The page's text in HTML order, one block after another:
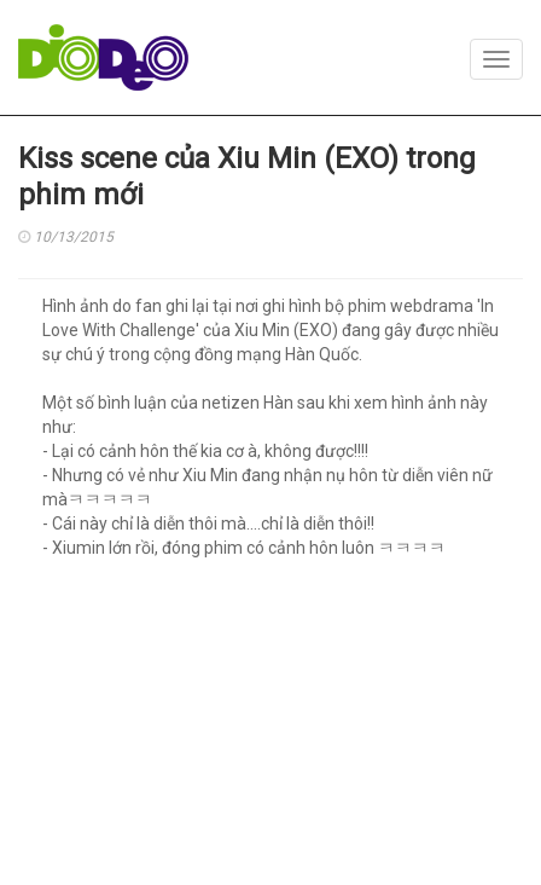
Kiss scene của Xiu Min (EXO) trong
phim mới
10/13/2015
Hình ảnh do fan ghi lại tại nơi ghi hình bộ phim webdrama 'In
Love With Challenge' của Xiu Min (EXO) đang gây được nhiều
sự chú ý trong cộng đồng mạng Hàn Quốc.
Một số bình luận của netizen Hàn sau khi xem hình ảnh này
như:
- Lại có cảnh hôn thế kia cơ à, không được!!!!
- Nhưng có vẻ như Xiu Min đang nhận nụ hôn từ diễn viên nữ
màㅋㅋㅋㅋㅋ
- Cái này chỉ là diễn thôi mà....chỉ là diễn thôi!!
- Xiumin lớn rồi, đóng phim có cảnh hôn luôn ㅋㅋㅋㅋ